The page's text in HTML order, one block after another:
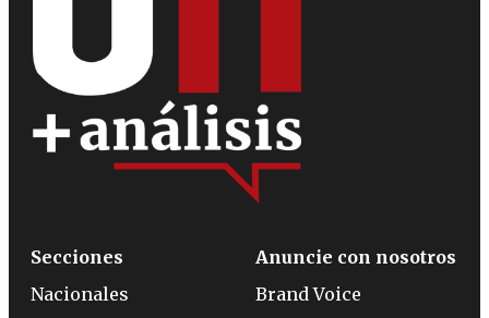
Secciones
Nacionales
Anuncie con nosotros
Brand Voice